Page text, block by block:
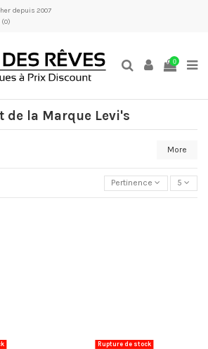
depuis 2007
(0)
0
de la Marque Levi's
More
Pertinence 5
Rupture de stock